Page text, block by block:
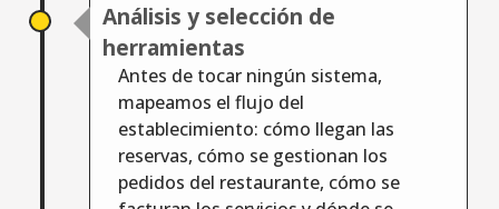
Análisis y selección de
herramientas
Antes de tocar ningún sistema,
mapeamos el flujo del
establecimiento: cómo llegan las
reservas, cómo se gestionan los
pedidos del restaurante, cómo se